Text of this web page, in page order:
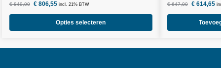
€849,00 €806,55 incl. 21% BTW
Opties selecteren
€647,00 €614,65